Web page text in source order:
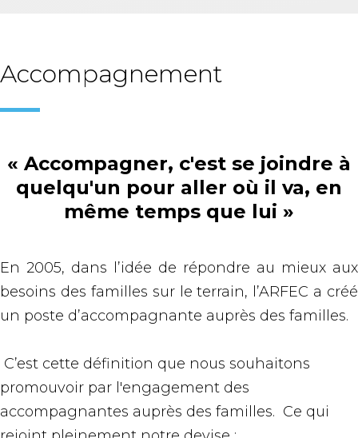
Accompagnement
« Accompagner, c'est se joindre à
quelqu'un pour aller où il va, en
même temps que lui »
En 2005, dans l’idée de répondre au mieux aux
besoins des familles sur le terrain, l’ARFEC a créé
un poste d’accompagnante auprès des familles.
C’est cette définition que nous souhaitons
promouvoir par l'engagement des
accompagnantes auprès des familles. Ce qui